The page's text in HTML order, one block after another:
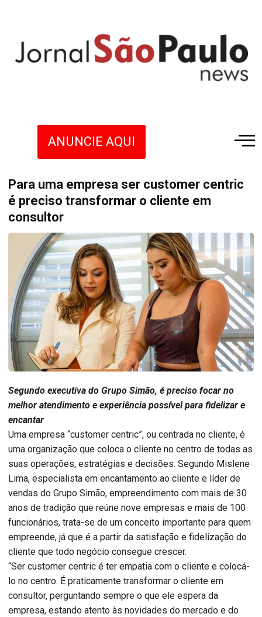
ANUNCIE AQUI
Para uma empresa ser customer centric
é preciso transformar o cliente em
consultor
Segundo executiva do Grupo Simão, é preciso focar no
melhor atendimento e experiência possível para fidelizar e
encantar
Uma empresa “customer centric”, ou centrada no cliente, é
uma organização que coloca o cliente no centro de todas as
suas operações, estratégias e decisões. Segundo Mislene
Lima, especialista em encantamento ao cliente e líder de
vendas do Grupo Simão, empreendimento com mais de 30
anos de tradição que reúne nove empresas e mais de 100
funcionários, trata-se de um conceito importante para quem
empreende, já que é a partir da satisfação e fidelização do
cliente que todo negócio consegue crescer.
“Ser customer centric é ter empatia com o cliente e colocá-
lo no centro. É praticamente transformar o cliente em
consultor, perguntando sempre o que ele espera da
empresa, estando atento às novidades do mercado e do